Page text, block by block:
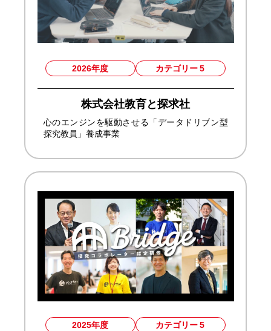
2026年度 カテゴリー 5
株式会社教育と探求社
心のエンジンを駆動させる「データドリブン型
探究教員」養成事業
2025年度 カテゴリー 5